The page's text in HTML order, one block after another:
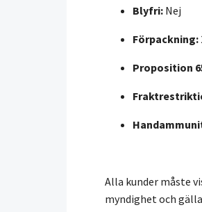
Blyfri: Nej
Förpackning:
Proposition
Alla kunder måste
myndighet och